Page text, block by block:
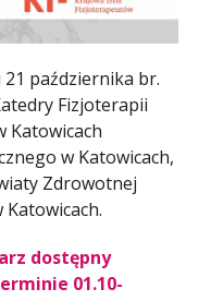
października br.
Fizjoterapii
Katowicach
w Katowicach,
Zdrowotnej
Katowicach.
dostępny
01.10-